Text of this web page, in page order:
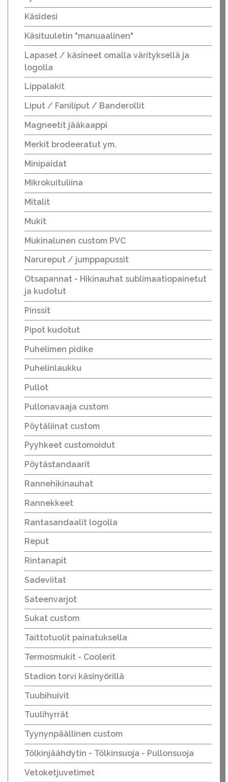
Käsidesi
Käsituuletin "manuaalinen"
Lapaset / käsineet omalla värityksellä ja
logolla
Lippalakit
Liput / Faniliput / Banderollit
Magneetit jääkaappi
Merkit brodeeratut ym.
Minipaidat
Mikrokuituliina
Mitalit
Mukit
Mukinalunen custom PVC
Narureput / jumppapussit
Otsapannat - Hikinauhat sublimaatiopainetut
ja kudotut
Pinssit
Pipot kudotut
Puhelimen pidike
Puhelinlaukku
Pullot
Pullonavaaja custom
Pöytäliinat custom
Pyyhkeet customoidut
Pöytästandaarit
Rannehikinauhat
Rannekkeet
Rantasandaalit logolla
Reput
Rintanapit
Sadeviitat
Sateenvarjot
Sukat custom
Taittotuolit painatuksella
Termosmukit - Coolerit
Stadion torvi käsinyörillä
Tuubihuivit
Tuulihyrrät
Tyynynpäällinen custom
Tölkinjäähdytin - Tölkinsuoja - Pullonsuoja
Vetoketjuvetimet